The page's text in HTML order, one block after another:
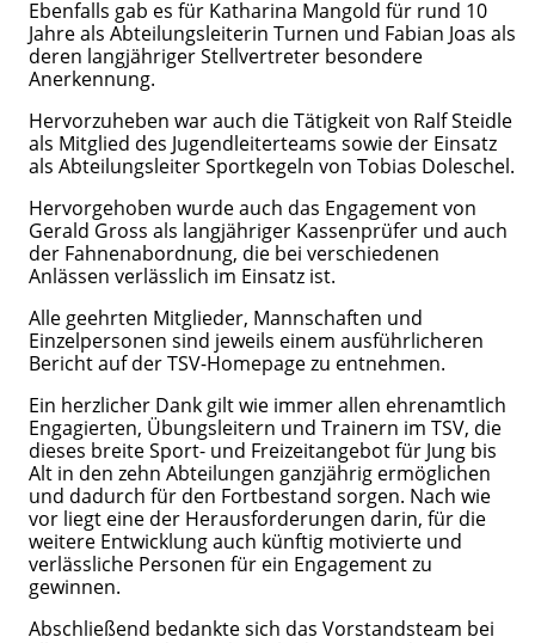
Ebenfalls gab es für Katharina Mangold für rund 10
Jahre als Abteilungsleiterin Turnen und Fabian Joas als
deren langjähriger Stellvertreter besondere
Anerkennung.
Hervorzuheben war auch die Tätigkeit von Ralf Steidle
als Mitglied des Jugendleiterteams sowie der Einsatz
als Abteilungsleiter Sportkegeln von Tobias Doleschel.
Hervorgehoben wurde auch das Engagement von
Gerald Gross als langjähriger Kassenprüfer und auch
der Fahnenabordnung, die bei verschiedenen
Anlässen verlässlich im Einsatz ist.
Alle geehrten Mitglieder, Mannschaften und
Einzelpersonen sind jeweils einem ausführlicheren
Bericht auf der TSV-Homepage zu entnehmen.
Ein herzlicher Dank gilt wie immer allen ehrenamtlich
Engagierten, Übungsleitern und Trainern im TSV, die
dieses breite Sport- und Freizeitangebot für Jung bis
Alt in den zehn Abteilungen ganzjährig ermöglichen
und dadurch für den Fortbestand sorgen. Nach wie
vor liegt eine der Herausforderungen darin, für die
weitere Entwicklung auch künftig motivierte und
verlässliche Personen für ein Engagement zu
gewinnen.
Abschließend bedankte sich das Vorstandsteam bei